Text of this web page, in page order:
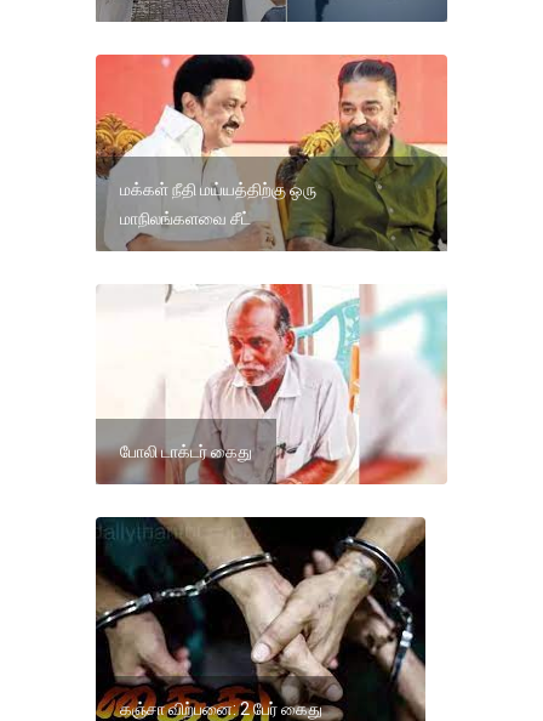
மக்கள் நீதி மய்யத்திற்கு ஒரு
மாநிலங்களவை சீட்
போலி டாக்டர் கைது
கஞ்சா விற்பனை: 2 பேர் கைது